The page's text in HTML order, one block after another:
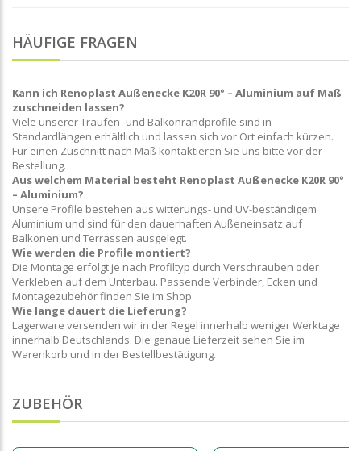
HÄUFIGE FRAGEN
Kann ich Renoplast Außenecke K20R 90° – Aluminium auf Maß
zuschneiden lassen?
Viele unserer Traufen- und Balkonrandprofile sind in
Standardlängen erhältlich und lassen sich vor Ort einfach kürzen.
Für einen Zuschnitt nach Maß kontaktieren Sie uns bitte vor der
Bestellung.
Aus welchem Material besteht Renoplast Außenecke K20R 90°
– Aluminium?
Unsere Profile bestehen aus witterungs- und UV-beständigem
Aluminium und sind für den dauerhaften Außeneinsatz auf
Balkonen und Terrassen ausgelegt.
Wie werden die Profile montiert?
Die Montage erfolgt je nach Profiltyp durch Verschrauben oder
Verkleben auf dem Unterbau. Passende Verbinder, Ecken und
Montagezubehör finden Sie im Shop.
Wie lange dauert die Lieferung?
Lagerware versenden wir in der Regel innerhalb weniger Werktage
innerhalb Deutschlands. Die genaue Lieferzeit sehen Sie im
Warenkorb und in der Bestellbestätigung.
ZUBEHÖR